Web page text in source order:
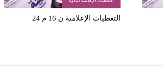
التغطيات الإعلامية ن 16 م 24